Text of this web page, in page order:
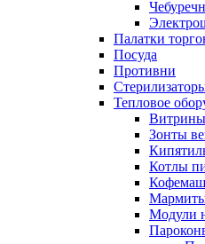
Палатки
Посуда
Противни
Тепловое
Зонты
Котлы
Модули